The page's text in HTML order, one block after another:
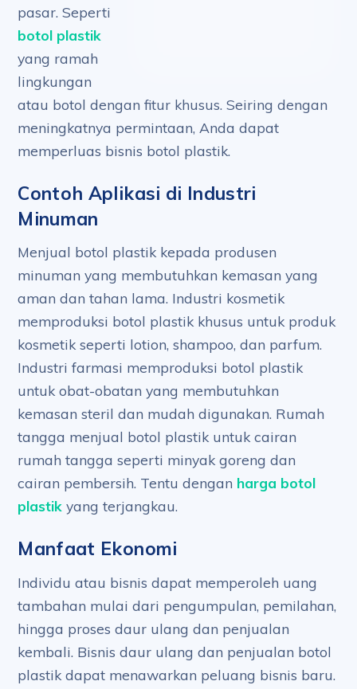
pasar. Seperti
botol plastik
yang ramah
lingkungan
atau botol dengan fitur khusus. Seiring dengan
meningkatnya permintaan, Anda dapat
memperluas bisnis botol plastik.
Contoh Aplikasi di Industri
Minuman
Menjual botol plastik kepada produsen
minuman yang membutuhkan kemasan yang
aman dan tahan lama. Industri kosmetik
memproduksi botol plastik khusus untuk produk
kosmetik seperti lotion, shampoo, dan parfum.
Industri farmasi memproduksi botol plastik
untuk obat-obatan yang membutuhkan
kemasan steril dan mudah digunakan. Rumah
tangga menjual botol plastik untuk cairan
rumah tangga seperti minyak goreng dan
cairan pembersih. Tentu dengan harga botol
plastik yang terjangkau.
Manfaat Ekonomi
Individu atau bisnis dapat memperoleh uang
tambahan mulai dari pengumpulan, pemilahan,
hingga proses daur ulang dan penjualan
kembali. Bisnis daur ulang dan penjualan botol
plastik dapat menawarkan peluang bisnis baru.